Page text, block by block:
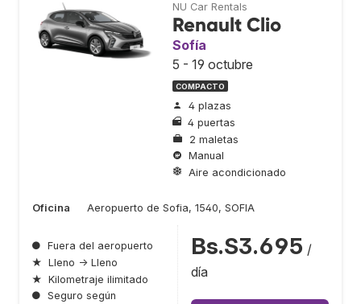
NU Car Rentals
Renault Clio
Sofía
5 - 19 octubre
COMPACTO
4 plazas
4 puertas
2 maletas
Manual
Aire acondicionado
Oficina Aeropuerto de Sofia, 1540, SOFIA
● Fuera del aeropuerto
★ Lleno → Lleno
★ Kilometraje ilimitado
● Seguro según
Bs.S3.695 /
día